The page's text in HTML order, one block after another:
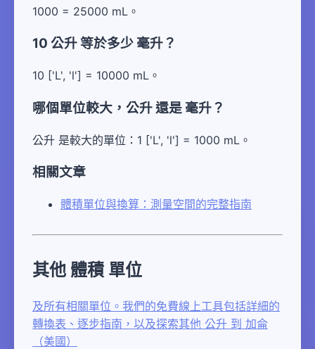
1000 = 25000 mL。
10 公升 等於多少 毫升？
10 ['L', 'l'] = 10000 mL。
哪個單位較大，公升 還是 毫升？
公升 是較大的單位：1 ['L', 'l'] = 1000 mL。
相關文章
體積單位與換算：測量空間的完整指南
其他 體積 單位
及所有相關單位。我們的免費線上工具包括詳細的
轉換表、逐步指南，以及探索其他 公升 到 加侖
（美國）